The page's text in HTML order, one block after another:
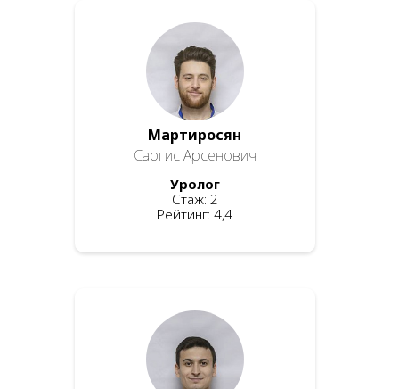
Мартиросян
Саргис Арсенович
Уролог
Стаж: 2
Рейтинг: 4,4